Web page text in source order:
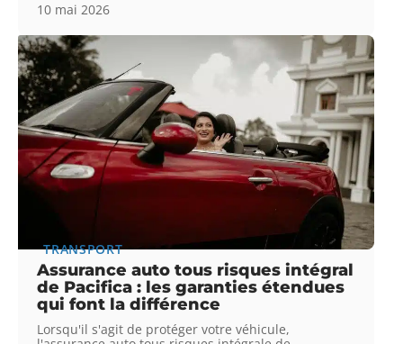
10 mai 2026
TRANSPORT
Assurance auto tous risques intégral
de Pacifica : les garanties étendues
qui font la différence
Lorsqu'il s'agit de protéger votre véhicule,